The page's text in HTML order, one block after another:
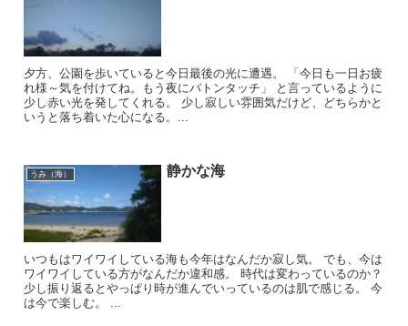
夕方、公園を歩いていると今日最後の光に遭遇。 「今日も一日お疲
れ様～気を付けてね。もう夜にバトンタッチ」 と言っているように
少し赤い光を発してくれる。 少し寂しい雰囲気だけど、どちらかと
いうと落ち着いた心になる。...
うみ（海） 静かな海
いつもはワイワイしている海も今年はなんだか寂し気。 でも、今は
ワイワイしている方がなんだか違和感。 時代は変わっているのか？
少し振り返るとやっぱり時が進んでいっているのは肌で感じる。 今
は今で楽しむ。 ...